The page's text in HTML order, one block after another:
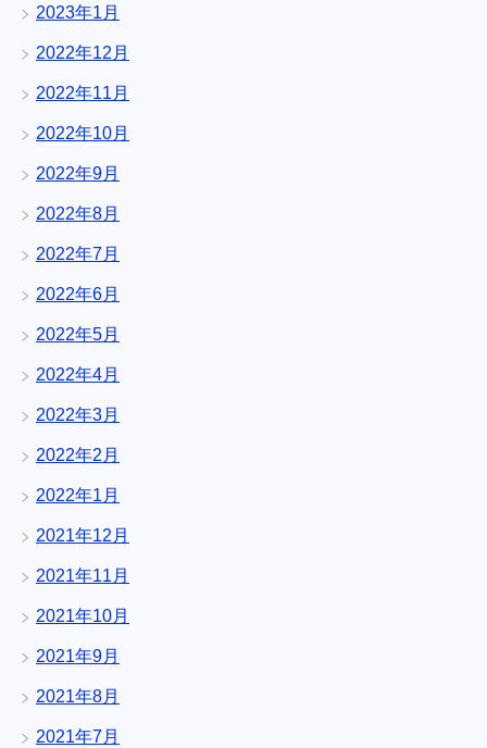
2023年1月
2022年12月
2022年11月
2022年10月
2022年9月
2022年8月
2022年7月
2022年6月
2022年5月
2022年4月
2022年3月
2022年2月
2022年1月
2021年12月
2021年11月
2021年10月
2021年9月
2021年8月
2021年7月